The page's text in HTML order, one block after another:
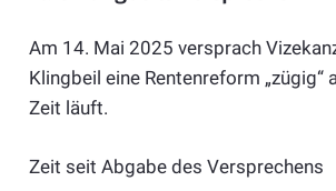
Am 14. Mai 2025 versprach
Klingbeil eine Rentenreform „zügig“
Zeit läuft.
Zeit seit Abgabe des Versprechens